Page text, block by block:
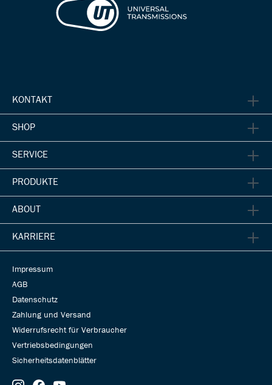
KONTAKT
SHOP
SERVICE
PRODUKTE
ABOUT
KARRIERE
Impressum
AGB
Datenschutz
Zahlung und Versand
Widerrufsrecht für Verbraucher
Vertriebsbedingungen
Sicherheitsdatenblätter